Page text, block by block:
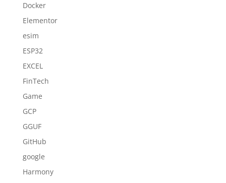
Docker
Elementor
esim
ESP32
EXCEL
FinTech
Game
GCP
GGUF
GitHub
google
Harmony